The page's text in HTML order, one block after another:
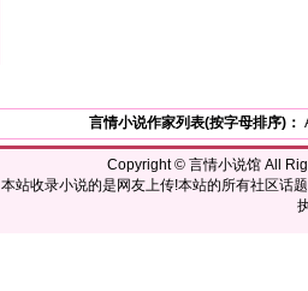
言情小说作家列表(按字母排序)：
Copyright © 言情小说馆All
本站收录小说的是网友上传!本站的所有社区话